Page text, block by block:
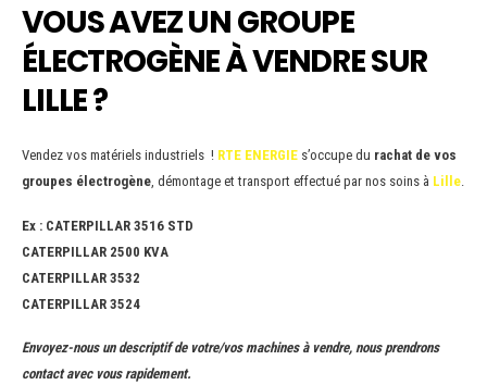
VOUS AVEZ UN GROUPE
ÉLECTROGÈNE À VENDRE SUR
LILLE ?
Vendez vos matériels industriels ! RTE ENERGIE s’occupe du rachat de vos
groupes électrogène, démontage et transport effectué par nos soins à Lille.
Ex : CATERPILLAR 3516 STD
CATERPILLAR 2500 KVA
CATERPILLAR 3532
CATERPILLAR 3524
Envoyez-nous un descriptif de votre/vos machines à vendre, nous prendrons
contact avec vous rapidement.